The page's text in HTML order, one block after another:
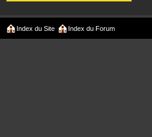
Index du Site Index du Forum